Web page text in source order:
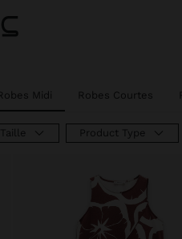
Robes Midi Robes Courtes
Taille Product Type